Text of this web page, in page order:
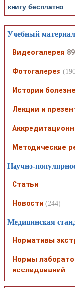
книгу бесплатно
Учебный материал
Видеогалерея
Фотогалерея
Истории
Лекции и
Методические
Научно-
Статьи
Новости (244)
Медицинская
Нормативы
Нормы
исследований